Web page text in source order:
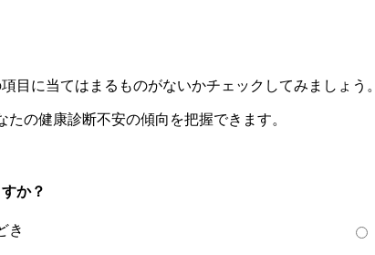
目に当てはまるものがないかチェックしてみましょう。
の健康診断不安の傾向を把握できます。
か？
き